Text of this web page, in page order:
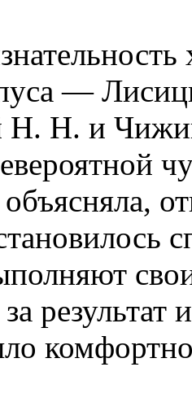
—
Н. Н. и
результат